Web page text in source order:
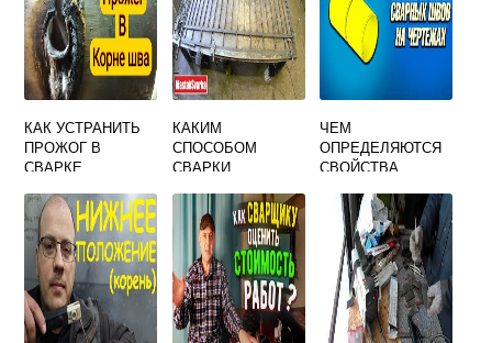
НЫХ СПОСОБОВ
СВАРКИ
КАК УСТРАНИТЬ
ПРОЖОГ В
СВАРКЕ
КАКИМ
СПОСОБОМ
СВАРКИ
ВЫПОЛНЯТЬ
ПРИХВАТКИ
НЕЗАВИСИМО ОТ
СПОСОБА
ВЫПОЛНЕНИЯ
СВАРНЫХ ШВОВ
ЧЕМ
ОПРЕДЕЛЯЮТСЯ
СВОЙСТВА
СОЕДИНЕНИЯ